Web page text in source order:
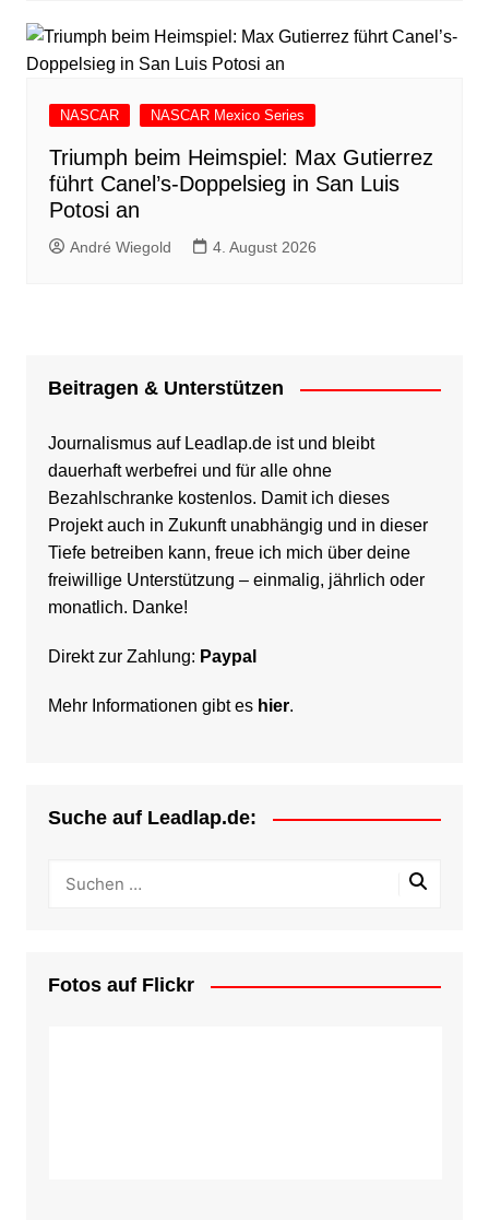
NASCAR NASCAR Mexico Series
Triumph beim Heimspiel: Max Gutierrez
führt Canel’s-Doppelsieg in San Luis
Potosi an
André Wiegold 4. August 2026
Beitragen & Unterstützen
Journalismus auf Leadlap.de ist und bleibt
dauerhaft werbefrei und für alle ohne
Bezahlschranke kostenlos. Damit ich dieses
Projekt auch in Zukunft unabhängig und in dieser
Tiefe betreiben kann, freue ich mich über deine
freiwillige Unterstützung – einmalig, jährlich oder
monatlich. Danke!
Direkt zur Zahlung: Paypal
Mehr Informationen gibt es hier.
Suche auf Leadlap.de:
Fotos auf Flickr